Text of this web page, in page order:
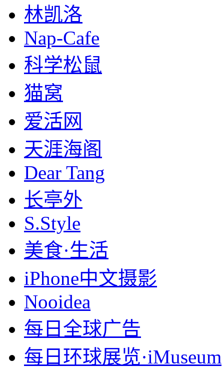
林凯洛
Nap-Cafe
科学松鼠
猫窝
爱活网
天涯海阁
Dear Tang
长亭外
S.Style
美食·生活
iPhone中文摄影
Nooidea
每日全球广告
每日环球展览·iMuseum